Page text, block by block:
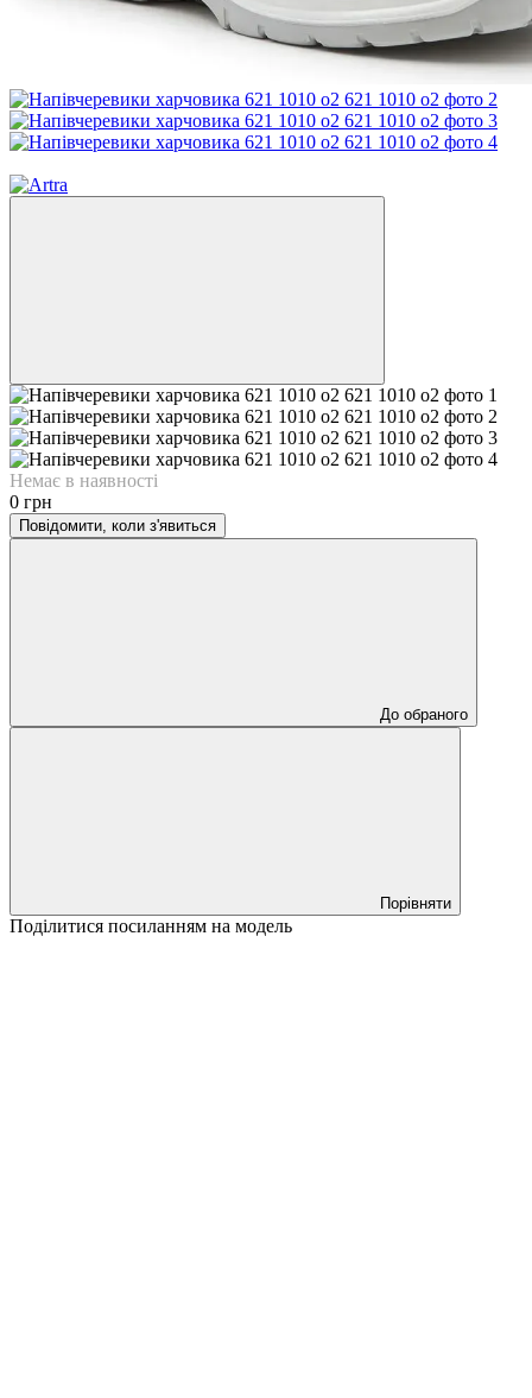
Немає в наявності
0 грн
Повідомити, коли з'явиться
До обраного
Порівняти
Поділитися посиланням на модель